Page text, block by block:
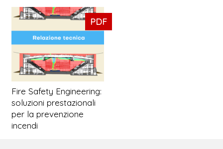
Fire Safety Engineering:
soluzioni prestazionali
per la prevenzione
incendi
PDF